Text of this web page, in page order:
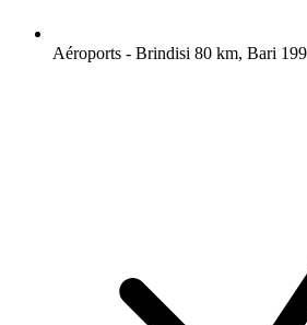
Aéroports - Brindisi 80 km, Bari